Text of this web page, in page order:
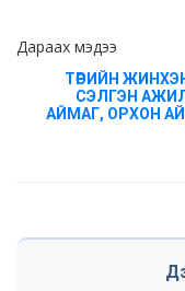
Дараах мэдээ
ТӨРИЙН
СЭЛГЭН
АЙМАГ, ОРХОН